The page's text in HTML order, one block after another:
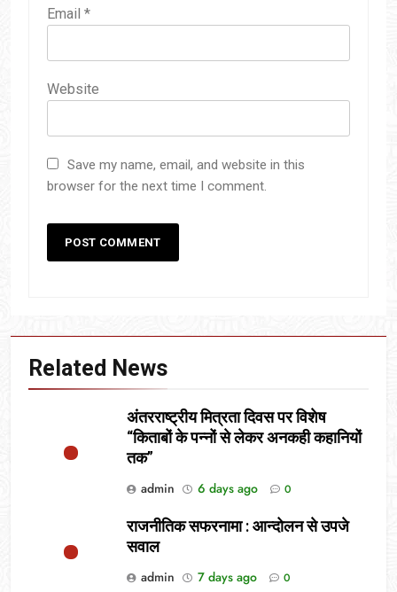
Email *
Website
Save my name, email, and website in this
browser for the next time I comment.
Related News
अंतरराष्ट्रीय मित्रता दिवस पर विशेष
“किताबों के पन्नों से लेकर अनकही कहानियों
तक”
admin
6 days ago 0
राजनीतिक सफरनामा : आन्दोलन से उपजे
सवाल
admin
7 days ago 0